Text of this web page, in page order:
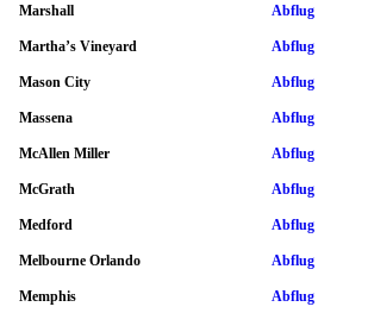
Marshall Abflug
Martha’s Vineyard Abflug
Mason City Abflug
Massena Abflug
McAllen Miller Abflug
McGrath Abflug
Medford Abflug
Melbourne Orlando Abflug
Memphis Abflug